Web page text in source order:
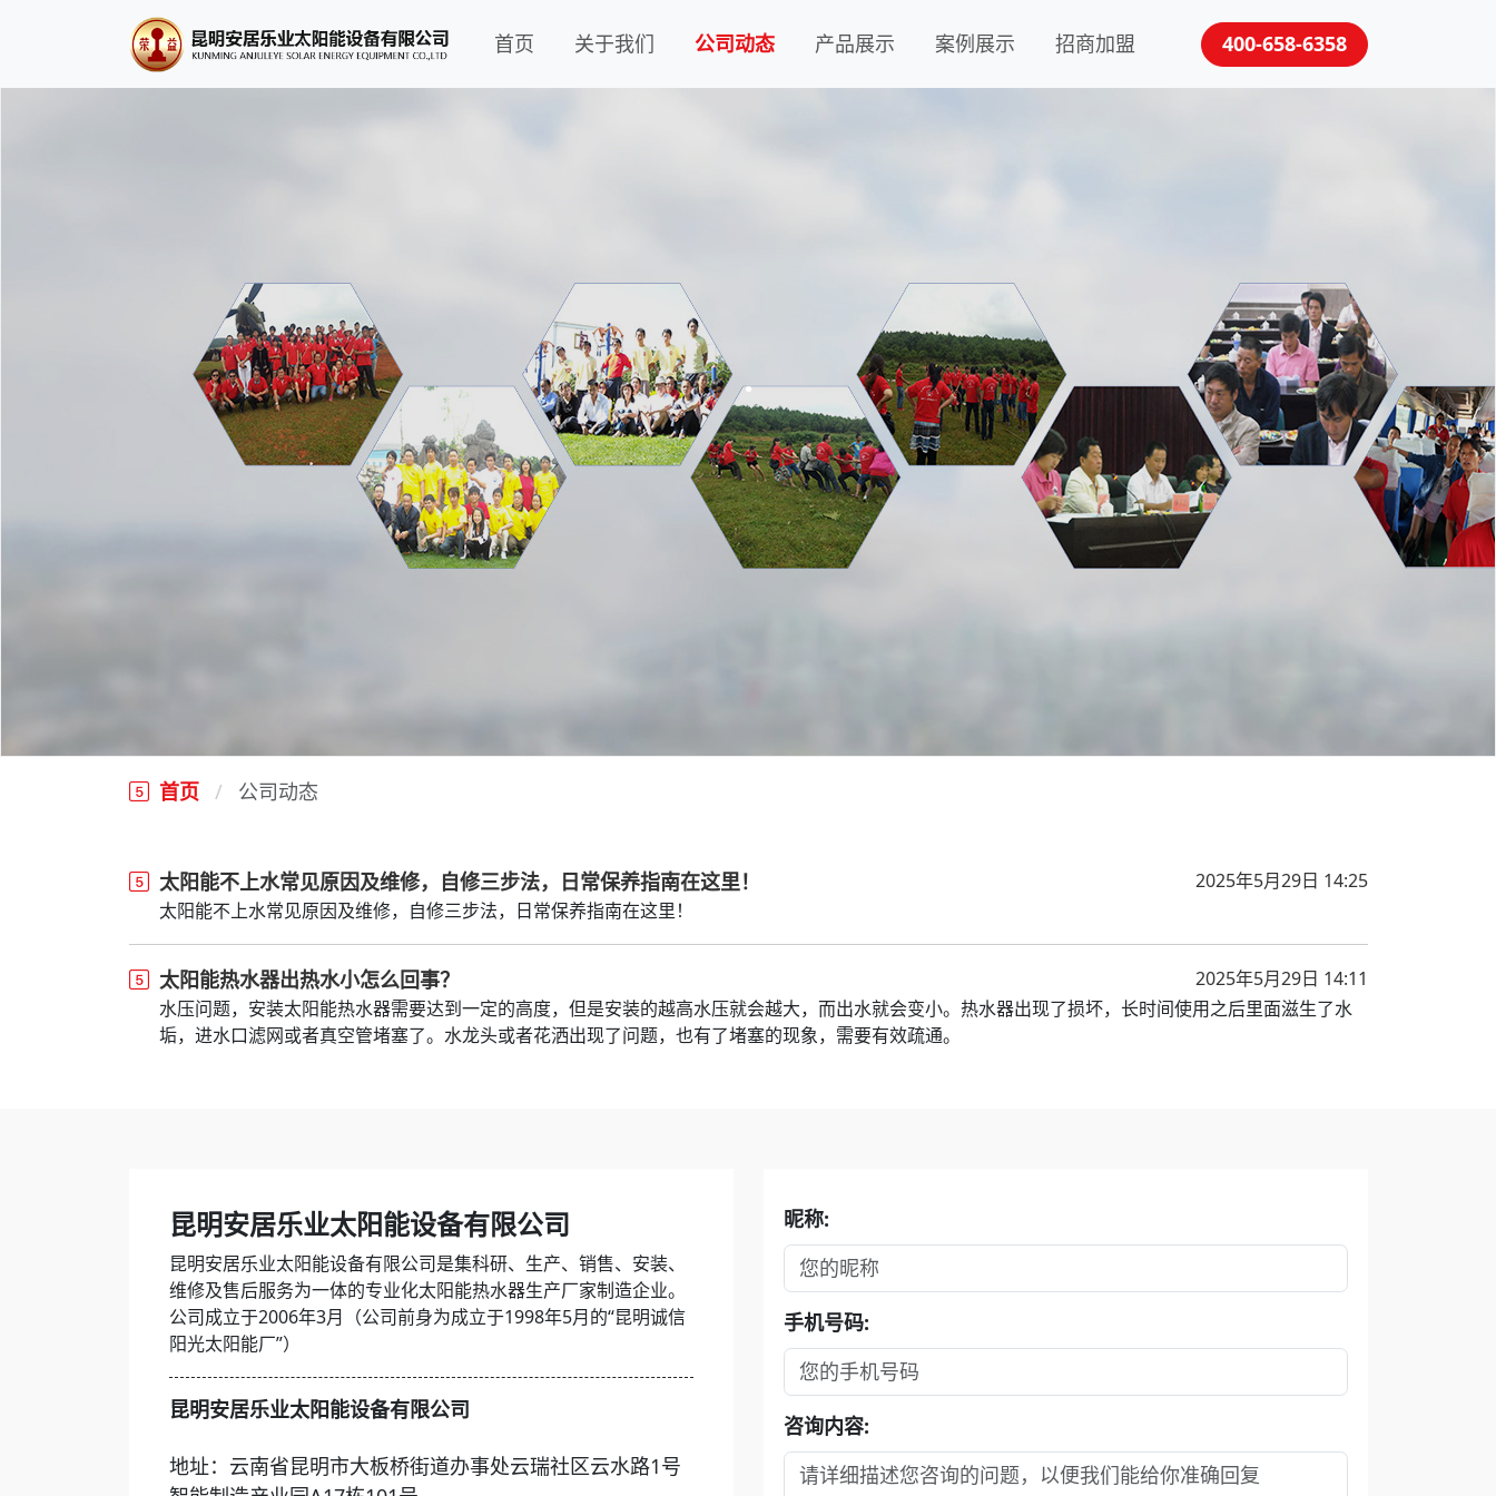
首页 关于我们 公司动态 产品展示 案例展示 招商加盟 400-658-6358
.
首页 公司动态
太阳能不上水常见原因及维修，自修三步法，日常保养指南在这里！
2025年5月29日 14:25
太阳能不上水常见原因及维修，自修三步法，日常保养指南在这里！
太阳能热水器出热水小怎么回事？
2025年5月29日 14:11
水压问题，安装太阳能热水器需要达到一定的高度，但是安装的越高水压就会越大，而出水就会变小。热水器出现了损坏，长时间使用之后里面滋生了水
垢，进水口滤网或者真空管堵塞了。水龙头或者花洒出现了问题，也有了堵塞的现象，需要有效疏通。
昆明安居乐业太阳能设备有限公司
昆明安居乐业太阳能设备有限公司是集科研、生产、销售、安装、
维修及售后服务为一体的专业化太阳能热水器生产厂家制造企业。
公司成立于2006年3月（公司前身为成立于1998年5月的“昆明诚信
阳光太阳能厂”）
昆明安居乐业太阳能设备有限公司
地址：云南省昆明市大板桥街道办事处云瑞社区云水路1号
昵称:
手机号码:
咨询内容: